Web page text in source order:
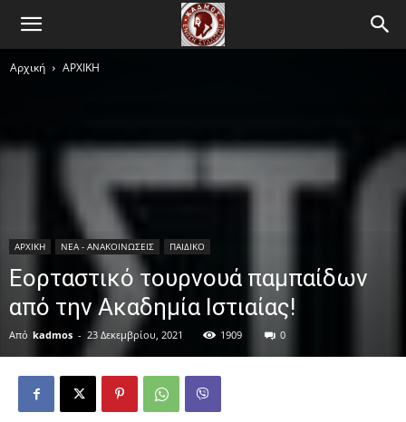
Αρχική ΑΡΧΙΚΗ
ΑΡΧΙΚΗ ΝΕΑ - ΑΝΑΚΟΙΝΩΣΕΙΣ ΠΑΙΔΙΚΟ
Εορταστικό τουρνουά παμπαίδων
από την Ακαδημία Ιστιαίας!
Από kadmos - 23 Δεκεμβρίου, 2021 1909 0